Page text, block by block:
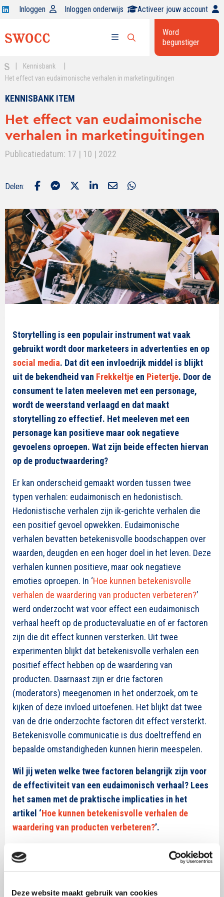
Deze website maakt gebruik van cookies
Open
op
Inloggen Inloggen onderwijs Activeer jouw account
Open
zoekbalk
Word
begunstiger
Kennisbank
Het effect van eudaimonische verhalen in marketinguitingen
KENNISBANK ITEM
Het effect van eudaimonische
verhalen in marketinguitingen
Publicatiedatum: 17 | 10 | 2022
Delen:
Storytelling is een populair instrument wat vaak
gebruikt wordt door marketeers in advertenties en op
social media. Dat dit een invloedrijk middel is blijkt
uit de bekendheid van Frekkeltje en Pietertje. Door de
consument te laten meeleven met een personage,
wordt de weerstand verlaagd en dat maakt
storytelling zo effectief. Het meeleven met een
personage kan positieve maar ook negatieve
gevoelens oproepen. Wat zijn beide effecten hiervan
op de productwaardering?
Er kan onderscheid gemaakt worden tussen twee
typen verhalen: eudaimonisch en hedonistisch.
Hedonistische verhalen zijn ik-gerichte verhalen die
een positief gevoel opwekken. Eudaimonische
verhalen bevatten betekenisvolle boodschappen over
waarden, deugden en een hoger doel in het leven. Deze
verhalen kunnen positieve, maar ook negatieve
emoties oproepen. In ‘Hoe kunnen betekenisvolle
verhalen de waardering van producten verbeteren?’
werd onderzocht wat voor effect een eudaimonisch
verhaal heeft op de productevaluatie en of er factoren
zijn die dit effect kunnen versterken. Uit twee
experimenten blijkt dat betekenisvolle verhalen een
positief effect hebben op de waardering van
producten. Daarnaast zijn er drie factoren
(moderators) meegenomen in het onderzoek, om te
kijken of deze invloed uitoefenen. Het blijkt dat twee
van de drie onderzochte factoren dit effect versterkt.
Betekenisvolle communicatie is dus doeltreffend en
bepaalde omstandigheden kunnen hierin meespelen.
Wil jij weten welke twee factoren belangrijk zijn voor
de effectiviteit van een eudaimonisch verhaal? Lees
het samen met de praktische implicaties in het
artikel ‘Hoe kunnen betekenisvolle verhalen de
waardering van producten verbeteren?’.